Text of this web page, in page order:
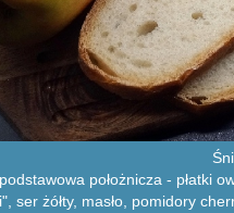
położnicza - płatki
ser żółty, masło, pomidory